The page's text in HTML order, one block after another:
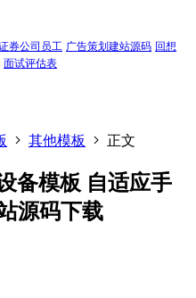
券公司员工 广告策划建站源码 回想
面试评估表
其他模板 正文
备模板 自适应手
源码下载